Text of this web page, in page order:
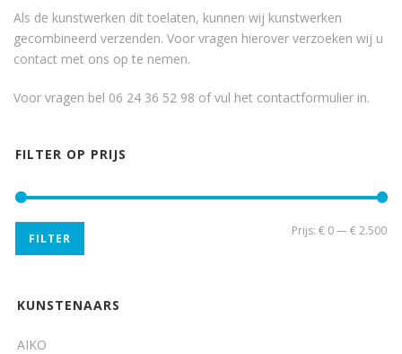
Als de kunstwerken dit toelaten, kunnen wij kunstwerken
gecombineerd verzenden. Voor vragen hierover verzoeken wij u
contact met ons op te nemen.
Voor vragen bel 06 24 36 52 98 of vul het contactformulier in.
FILTER OP PRIJS
FILTER
Prijs: € 0—€ 2.500
KUNSTENAARS
AIKO